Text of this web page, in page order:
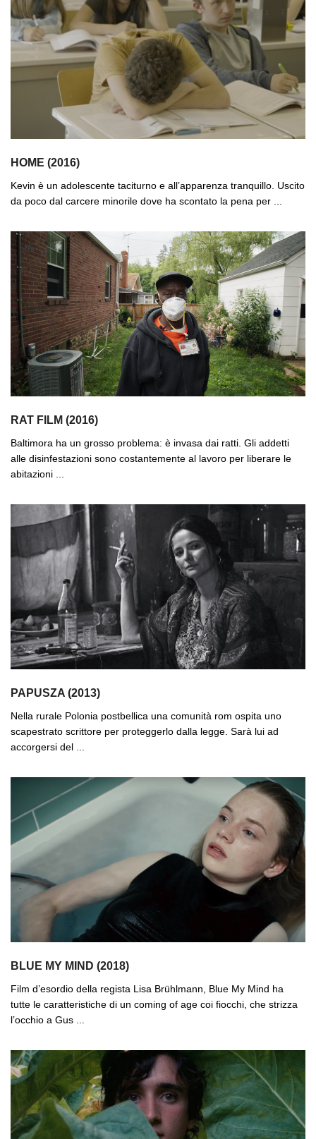
HOME (2016)
Kevin è un adolescente taciturno e all’apparenza tranquillo. Uscito
da poco dal carcere minorile dove ha scontato la pena per ...
RAT FILM (2016)
Baltimora ha un grosso problema: è invasa dai ratti. Gli addetti
alle disinfestazioni sono costantemente al lavoro per liberare le
abitazioni ...
PAPUSZA (2013)
Nella rurale Polonia postbellica una comunità rom ospita uno
scapestrato scrittore per proteggerlo dalla legge. Sarà lui ad
accorgersi del ...
BLUE MY MIND (2018)
Film d’esordio della regista Lisa Brühlmann, Blue My Mind ha
tutte le caratteristiche di un coming of age coi fiocchi, che strizza
l’occhio a Gus ...